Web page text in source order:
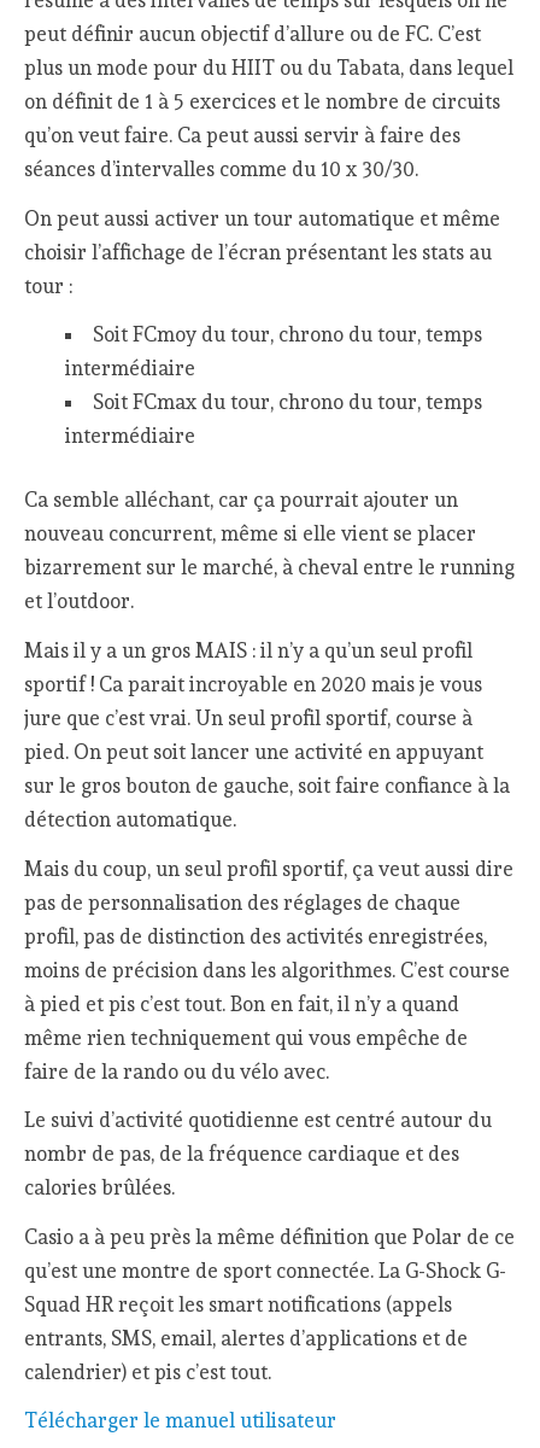
peut définir aucun objectif d’allure ou de FC. C’est
plus un mode pour du HIIT ou du Tabata, dans lequel
on définit de 1 à 5 exercices et le nombre de circuits
qu’on veut faire. Ca peut aussi servir à faire des
séances d’intervalles comme du 10 x 30/30.
On peut aussi activer un tour automatique et même
choisir l’affichage de l’écran présentant les stats au
tour :
Soit FCmoy du tour, chrono du tour, temps
intermédiaire
Soit FCmax du tour, chrono du tour, temps
intermédiaire
Ca semble alléchant, car ça pourrait ajouter un
nouveau concurrent, même si elle vient se placer
bizarrement sur le marché, à cheval entre le running
et l’outdoor.
Mais il y a un gros MAIS : il n’y a qu’un seul profil
sportif ! Ca parait incroyable en 2020 mais je vous
jure que c’est vrai. Un seul profil sportif, course à
pied. On peut soit lancer une activité en appuyant
sur le gros bouton de gauche, soit faire confiance à la
détection automatique.
Mais du coup, un seul profil sportif, ça veut aussi dire
pas de personnalisation des réglages de chaque
profil, pas de distinction des activités enregistrées,
moins de précision dans les algorithmes. C’est course
à pied et pis c’est tout. Bon en fait, il n’y a quand
même rien techniquement qui vous empêche de
faire de la rando ou du vélo avec.
Le suivi d’activité quotidienne est centré autour du
nombr de pas, de la fréquence cardiaque et des
calories brûlées.
Casio a à peu près la même définition que Polar de ce
qu’est une montre de sport connectée. La G-Shock G-
Squad HR reçoit les smart notifications (appels
entrants, SMS, email, alertes d’applications et de
calendrier) et pis c’est tout.
Télécharger le manuel utilisateur